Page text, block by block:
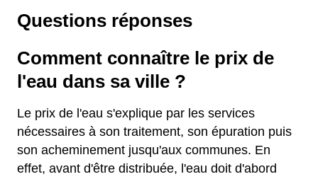
Questions réponses
Comment connaître le prix de
l'eau dans sa ville ?
Le prix de l'eau s'explique par les services
nécessaires à son traitement, son épuration puis
son acheminement jusqu'aux communes. En
effet, avant d'être distribuée, l'eau doit d'abord